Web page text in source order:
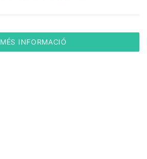
MÉS INFORMACIÓ